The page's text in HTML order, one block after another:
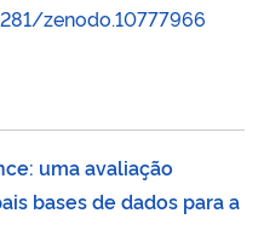
zenodo.10777966
uma avaliação
bases de dados para a